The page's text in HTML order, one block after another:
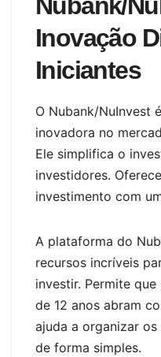
Nubank/
Inovação
Iniciantes
O Nubank/NuInvest
inovadora no
Ele simplifica o
investidores.
investimento com
A plataforma do
recursos incríveis
investir. Permite
de 12 anos abram
ajuda a organizar
de forma simples.